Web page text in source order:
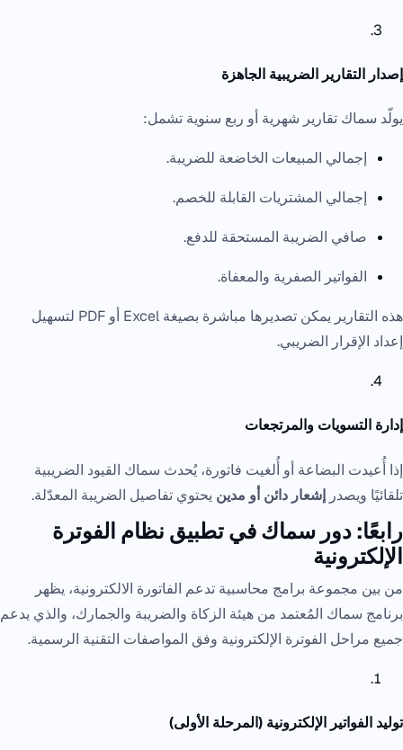
إصدار التقارير الضريبية الجاهزة
يولّد سماك تقارير شهرية أو ربع سنوية تشمل:
إجمالي المبيعات الخاضعة للضريبة.
إجمالي المشتريات القابلة للخصم.
صافي الضريبة المستحقة للدفع.
الفواتير الصفرية والمعفاة.
هذه التقارير يمكن تصديرها مباشرة بصيغة Excel أو PDF لتسهيل
إعداد الإقرار الضريبي.
إدارة التسويات والمرتجعات
إذا أُعيدت البضاعة أو أُلغيت فاتورة، يُحدث سماك القيود الضريبية
تلقائيًا ويصدر إشعار دائن أو مدين يحتوي تفاصيل الضريبة المعدّلة.
رابعًا: دور سماك في تطبيق نظام الفوترة
الإلكترونية
من بين مجموعة برامج محاسبية تدعم الفاتورة الالكترونية، يظهر
برنامج سماك المُعتمد من هيئة الزكاة والضريبة والجمارك، والذي يدعم
جميع مراحل الفوترة الإلكترونية وفق المواصفات التقنية الرسمية.
توليد الفواتير الإلكترونية (المرحلة الأولى)